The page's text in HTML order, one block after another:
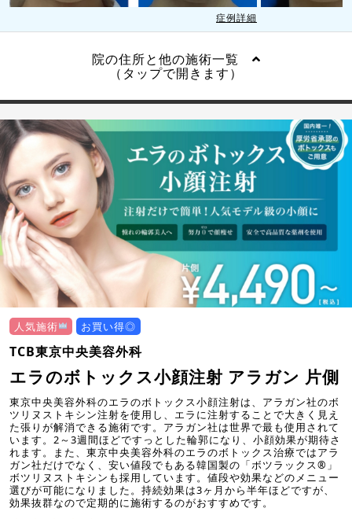
症例詳細
院の住所と他の施術一覧
（タップで開きます）
人気施術 お買い得◎
TCB東京中央美容外科
エラのボトックス小顔注射 アラガン 片側
東京中央美容外科のエラのボトックス小顔注射は、アラガン社のボ
ツリヌストキシン注射を使用し、エラに注射することで大きく見え
た張りが解消できる施術です。アラガン社は世界で最も使用されて
います。2～3週間ほどですっとした輪郭になり、小顔効果が期待さ
れます。また、東京中央美容外科のエラのボトックス治療ではアラ
ガン社だけでなく、安い値段でもある韓国製の「ボツラックス®」
ボツリヌストキシンも採用しています。値段や効果などのメニュー
選びが可能になりました。持続効果は3ヶ月から半年ほどですが、
効果抜群なので定期的に施術するのがおすすめです。